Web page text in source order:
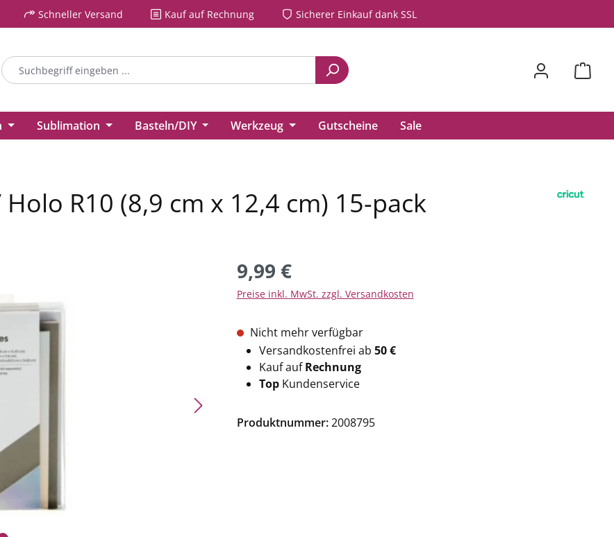
Schneller Versand Kauf auf Rechnung Sicherer Einkauf dank SSL
Sublimation Basteln/DIY Werkzeug Gutscheine Sale
R10 (8,9 cm x 12,4 cm) 15-pack
9,99 €
Preise inkl. MwSt. zzgl. Versandkosten
Nicht mehr verfügbar
Versandkostenfrei ab 50 €
Kauf aufRechnung
TopKundenservice
Produktnummer:2008795